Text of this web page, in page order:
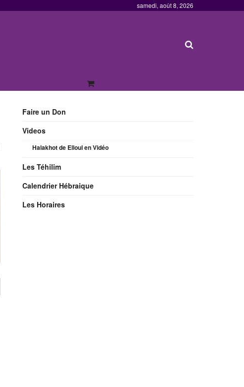
samedi, août 8, 2026
Faire un Don
Videos
Halakhot de Elloul en Vidéo
Les Téhilim
Calendrier Hébraique
Les Horaires